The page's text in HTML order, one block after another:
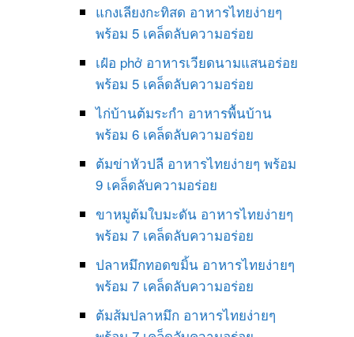
แกงเลียงกะทิสด อาหารไทยง่ายๆ
พร้อม 5 เคล็ดลับความอร่อย
เฝ๋อ phở อาหารเวียดนามแสนอร่อย
พร้อม 5 เคล็ดลับความอร่อย
ไก่บ้านต้มระกำ อาหารพื้นบ้าน
พร้อม 6 เคล็ดลับความอร่อย
ต้มข่าหัวปลี อาหารไทยง่ายๆ พร้อม
9 เคล็ดลับความอร่อย
ขาหมูต้มใบมะดัน อาหารไทยง่ายๆ
พร้อม 7 เคล็ดลับความอร่อย
ปลาหมึกทอดขมิ้น อาหารไทยง่ายๆ
พร้อม 7 เคล็ดลับความอร่อย
ต้มส้มปลาหมึก อาหารไทยง่ายๆ